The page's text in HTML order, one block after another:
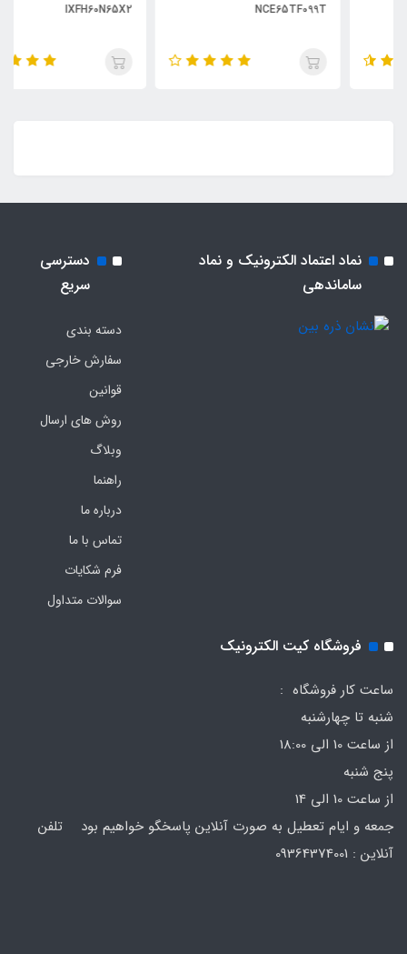
NCE65TF099T
IXFH60N65X2
نماد اعتماد الکترونیک و نماد
ساماندهی
دسترسی
سریع
دسته بندی
سفارش خارجی
قوانین
روش های ارسال
وبلاگ
راهنما
درباره ما
تماس با ما
فرم‌ شکایات
سوالات متداول
فروشگاه کیت الکترونیک
ساعت کار فروشگاه :
شنبه تا چهارشنبه
از ساعت 10 الی 18:00
پنج شنبه
از ساعت 10 الی 14
جمعه و ایام تعطیل به صورت آنلاین پاسخگو خواهیم بود تلفن